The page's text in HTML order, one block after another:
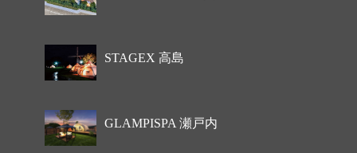
STAGEX 高島
GLAMPISPA 瀬戸内